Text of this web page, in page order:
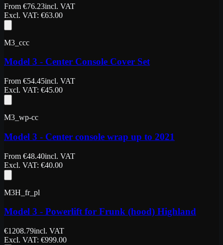
From €76.23incl. VAT
Excl. VAT: €63.00
M3_ccc
Model 3 - Center Console Cover Set
From €54.45incl. VAT
Excl. VAT: €45.00
M3_wp-cc
Model 3 - Center console wrap up to 2021
From €48.40incl. VAT
Excl. VAT: €40.00
M3H_fr_pl
Model 3 - Powerlift for Frunk (hood) Highland
€1208.79incl. VAT
Excl. VAT: €999.00